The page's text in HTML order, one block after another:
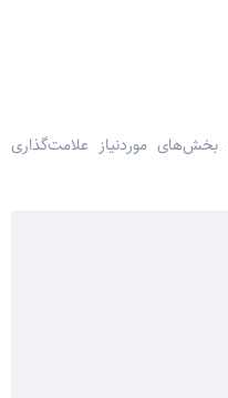
بخش‌های موردنیاز علامت‌گذاری